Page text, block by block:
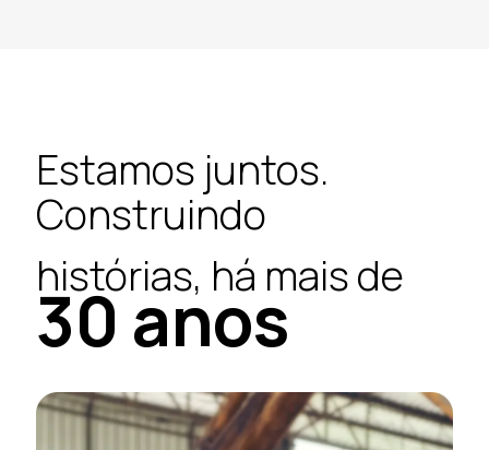
Estamos juntos.
Construindo
histórias, há mais de
30anos